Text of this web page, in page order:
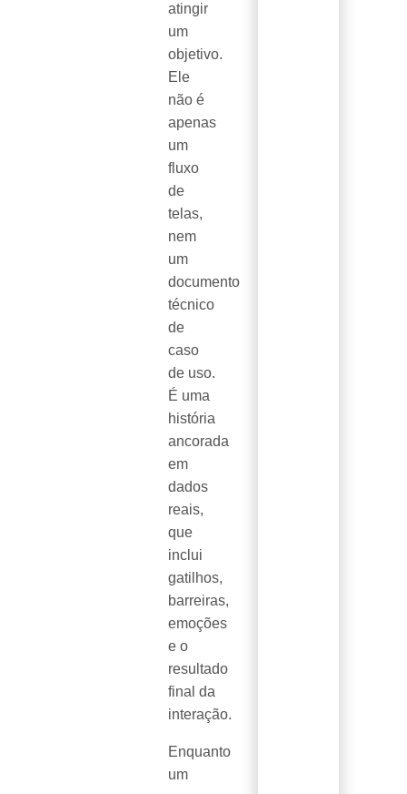
atingir
um
objetivo.
Ele
não é
apenas
um
fluxo
de
telas,
nem
um
documento
técnico
de
caso
de uso.
É uma
história
ancorada
em
dados
reais,
que
inclui
gatilhos,
barreiras,
emoções
e o
resultado
final da
interação.
Enquanto
um